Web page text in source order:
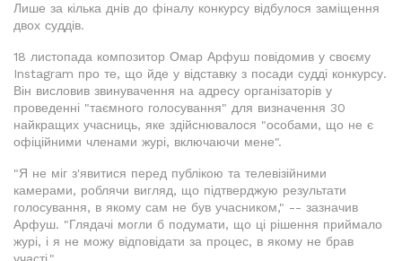
Лише за кілька днів до фіналу конкурсу відбулося заміщення
двох суддів.
18 листопада композитор Омар Арфуш повідомив у своєму
Instagram про те, що йде у відставку з посади судді конкурсу.
Він висловив звинувачення на адресу організаторів у
проведенні "таємного голосування" для визначення 30
найкращих учасниць, яке здійснювалося "особами, що не є
офіційними членами журі, включаючи мене".
"Я не міг з'явитися перед публікою та телевізійними
камерами, роблячи вигляд, що підтверджую результати
голосування, в якому сам не був учасником," -- зазначив
Арфуш. "Глядачі могли б подумати, що ці рішення приймало
журі, і я не можу відповідати за процес, в якому не брав